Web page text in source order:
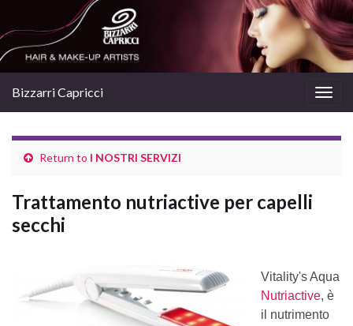
Bizzarri Capricci
Return to I NOSTRI SERVIZI
Trattamento nutriactive per capelli
secchi
Vitality's Aqua
Nutriactive, è
il nutrimento